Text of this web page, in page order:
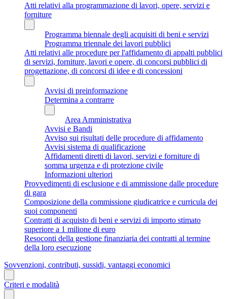
Atti relativi alla programmazione di lavori, opere, servizi e
forniture
Programma biennale degli acquisiti di beni e servizi
Programma triennale dei lavori pubblici
Atti relativi alle procedure per l'affidamento di appalti pubblici
di servizi, forniture, lavori e opere, di concorsi pubblici di
progettazione, di concorsi di idee e di concessioni
Avvisi di preinformazione
Determina a contrarre
Area Amministrativa
Avvisi e Bandi
Avviso sui risultati delle procedure di affidamento
Avvisi sistema di qualificazione
Affidamenti diretti di lavori, servizi e forniture di
somma urgenza e di protezione civile
Informazioni ulteriori
Provvedimenti di esclusione e di ammissione dalle procedure
di gara
Composizione della commissione giudicatrice e curricula dei
suoi componenti
Contratti di acquisto di beni e servizi di importo stimato
superiore a 1 milione di euro
Resoconti della gestione finanziaria dei contratti al termine
della loro esecuzione
Sovvenzioni, contributi, sussidi, vantaggi economici
Criteri e modalità